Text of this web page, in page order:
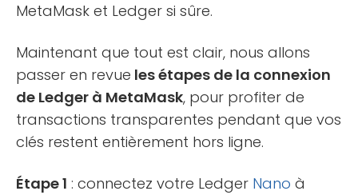
MetaMask et Ledger si sûre.
Maintenant que tout est clair, nous allons
passer en revue les étapes de la connexion
de Ledger à MetaMask, pour profiter de
transactions transparentes pendant que vos
clés restent entièrement hors ligne.
Étape 1 : connectez votre Ledger Nano à